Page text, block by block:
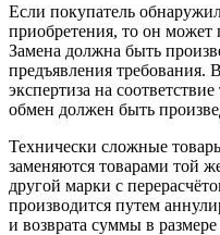
Если покупатель
приобретения, то он может
Замена должна быть
предъявления требования.
экспертиза на
обмен должен быть
Технически сложные
заменяются товарами той
другой марки с
производится путем
и возврата суммы в